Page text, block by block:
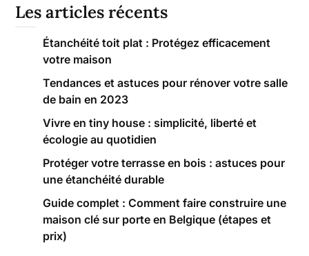
Les articles récents
Étanchéité toit plat : Protégez efficacement
votre maison
Tendances et astuces pour rénover votre salle
de bain en 2023
Vivre en tiny house : simplicité, liberté et
écologie au quotidien
Protéger votre terrasse en bois : astuces pour
une étanchéité durable
Guide complet : Comment faire construire une
maison clé sur porte en Belgique (étapes et
prix)